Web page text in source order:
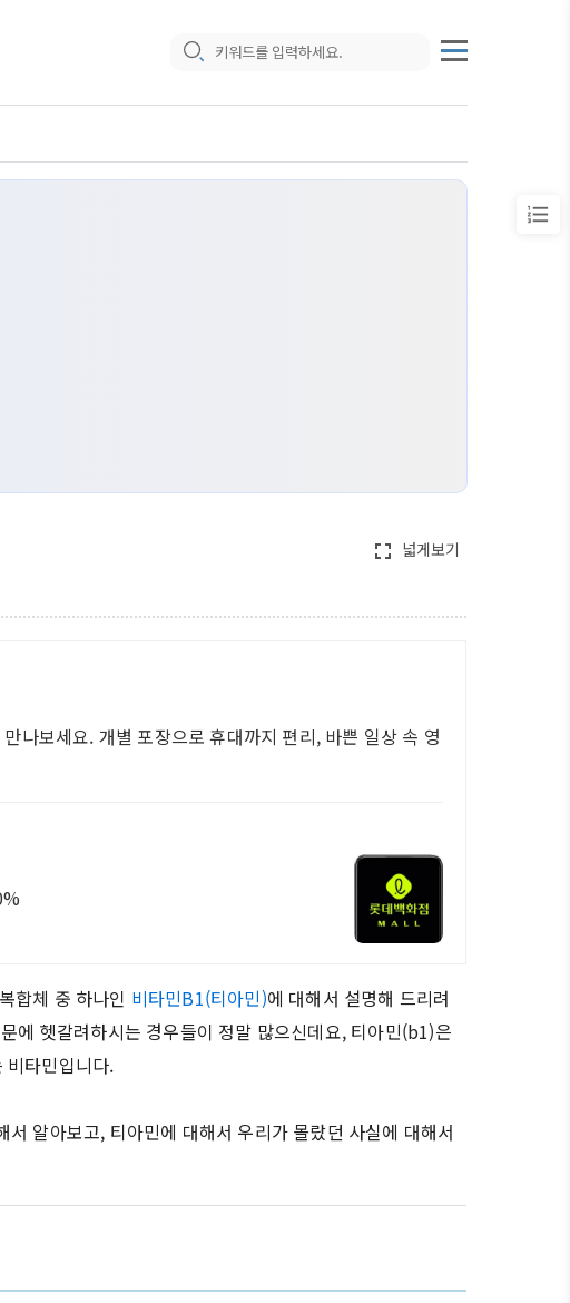
fullscreen 넓게보기
나보세요. 개별 포장으로 휴대까지 편리, 바쁜 일상 속 영
합체 중 하나인 비타민B1(티아민)에 대해서 설명해 드리려
에 헷갈려하시는 경우들이 정말 많으신데요, 티아민(b1)은
비타민입니다.
알아보고, 티아민에 대해서 우리가 몰랐던 사실에 대해서